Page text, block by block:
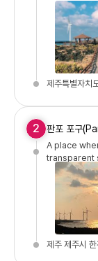
제주특별자치
2 판포 포구
A place
transparent
제주 제주시